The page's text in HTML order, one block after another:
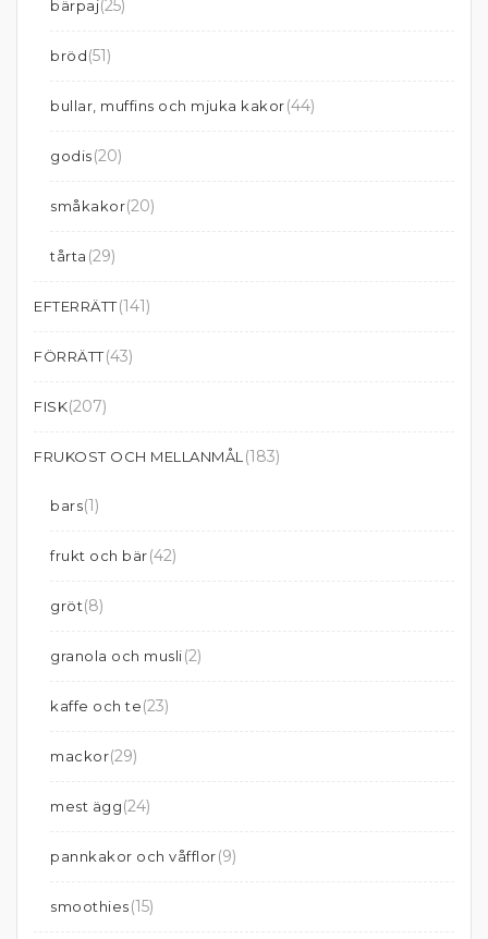
bärpaj(25)
bröd(51)
bullar, muffins och mjuka kakor(44)
godis(20)
småkakor(20)
tårta (29)
EFTERRÄTT(141)
FÖRRÄTT(43)
FISK(207)
FRUKOST OCH MELLANMÅL (183)
bars(1)
frukt och bär(42)
gröt(8)
granola och musli(2)
kaffe och te(23)
mackor(29)
mest ägg(24)
pannkakor och våfflor(9)
smoothies(15)